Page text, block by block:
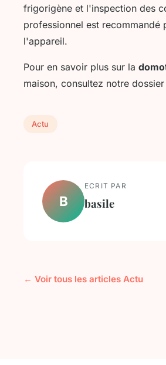
frigorigène et l'inspection des
professionnel est
l'appareil.
Pour en savoir plus sur la
maison, consultez notre
Actu
B
ECRIT PAR
basile
← Voir tous les articles Actu